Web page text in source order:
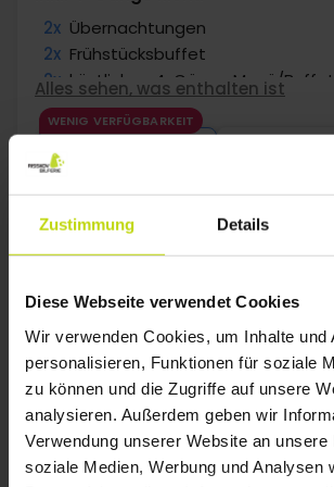
Zustimmung Details
Diese Webseite verwendet Cookies
Wir verwenden Cookies, um Inhalte und
personalisieren, Funktionen für soziale
zu können und die Zugriffe auf unsere
analysieren. Außerdem geben wir
Verwendung unserer Website an unsere
soziale Medien, Werbung und Analysen
2x Übernachtungen
2x Frühstücksbuffet
2x köstliches 4-Gänge Menü/Buffet
2x Gratis Kaffee/Tee am
∞ Gratis Parken
Alles sehen, was enthalten ist
WENIG VERFÜGBARKEIT
Aug
Mehr anzeigen
1
FAQ
Welche Hotels in Strandurlaub in
haben Zimmer für Familien mit
Ja, Risskov bietet attraktive Hotelpakete in